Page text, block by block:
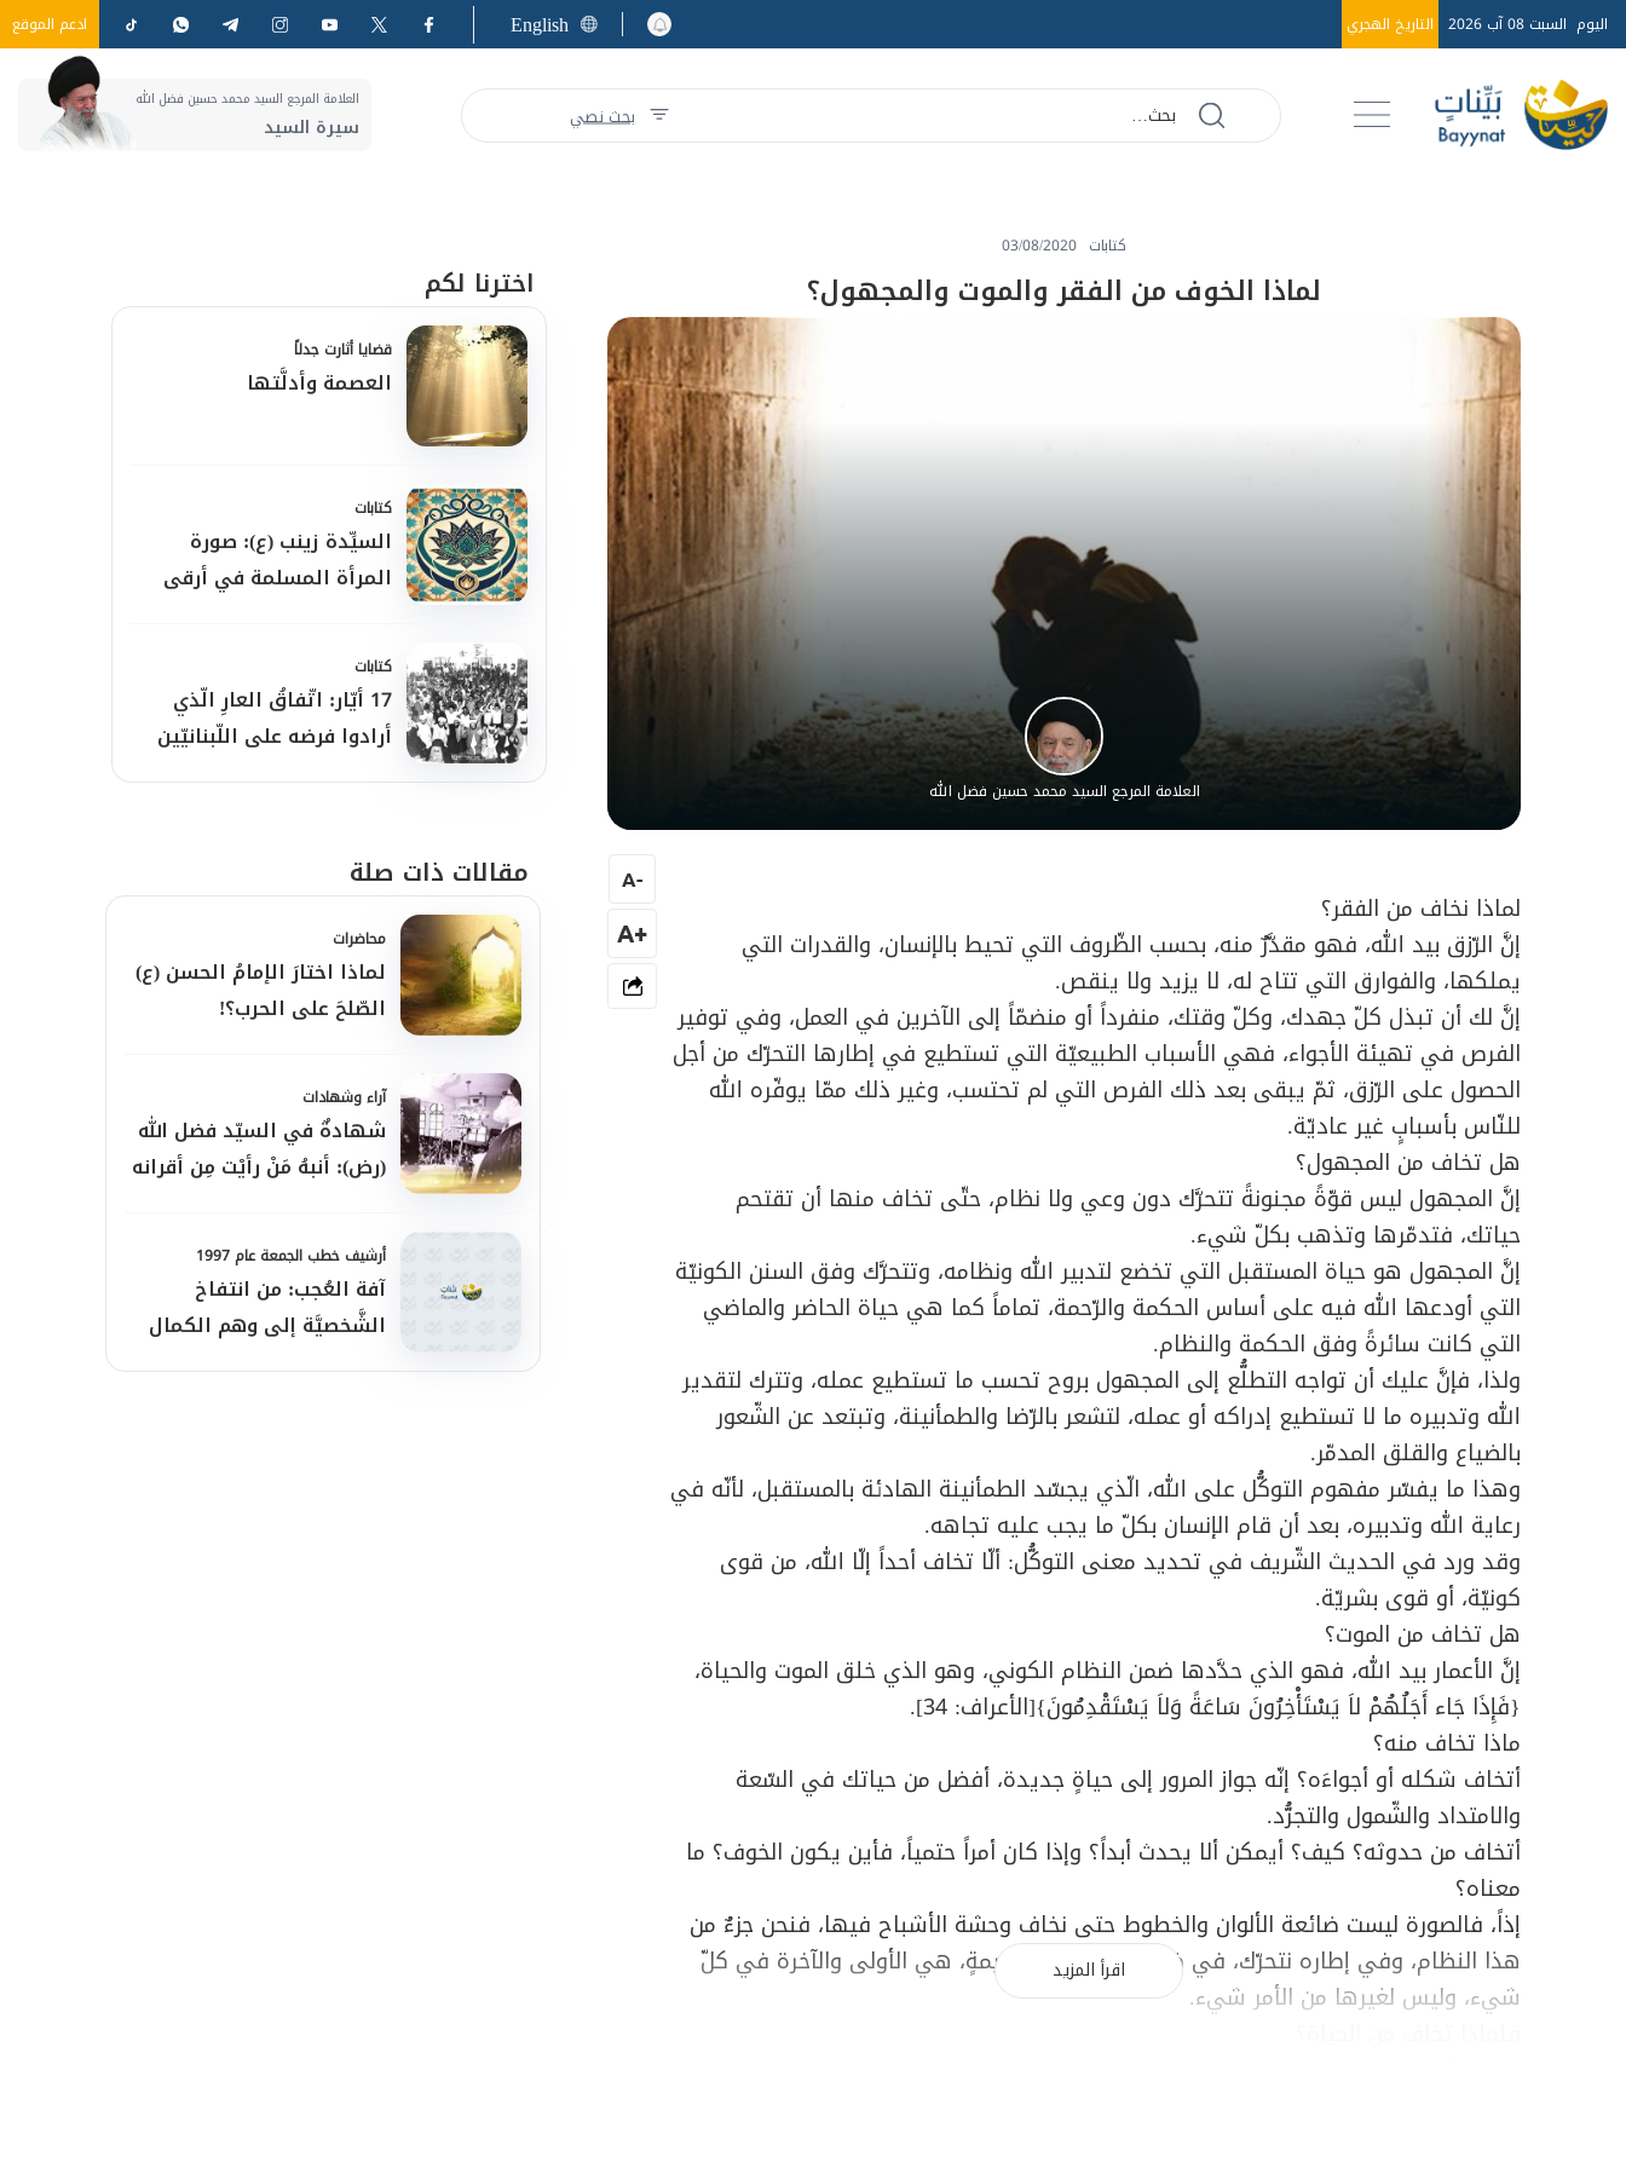
اليوم السبت 08 آب 2026 التاريخ الهجري English ادعم الموقع
بحث نصي
العلامة المرجع السيد محمد حسين فضل الله
سيرة السيد
كتابات 03/08/2020
لماذا الخوف من الفقر والموت والمجهول؟
العلامة المرجع السيد محمد حسين فضل الله
لماذا نخاف من الفقر؟
إنَّ الرّزق بيد الله، فهو مقدَّرٌ منه، بحسب الظّروف التي تحيط بالإنسان، والقدرات التي
يملكها، والفوارق التي تتاح له، لا يزيد ولا ينقص.
إنَّ لك أن تبذل كلّ جهدك، وكلّ وقتك، منفرداً أو منضمّاً إلى الآخرين في العمل، وفي توفير
الفرص في تهيئة الأجواء، فهي الأسباب الطبيعيّة التي تستطيع في إطارها التحرّك من أجل
الحصول على الرّزق، ثمّ يبقى بعد ذلك الفرص التي لم تحتسب، وغير ذلك ممّا يوفّره الله
للنّاس بأسبابٍ غير عاديّة.
هل تخاف من المجهول؟
إنَّ المجهول ليس قوّةً مجنونةً تتحرَّك دون وعي ولا نظام، حتّى تخاف منها أن تقتحم
حياتك، فتدمّرها وتذهب بكلّ شيء.
إنَّ المجهول هو حياة المستقبل التي تخضع لتدبير الله ونظامه، وتتحرَّك وفق السنن الكونيّة
التي أودعها الله فيه على أساس الحكمة والرّحمة، تماماً كما هي حياة الحاضر والماضي
التي كانت سائرةً وفق الحكمة والنظام.
ولذا، فإنَّ عليك أن تواجه التطلُّع إلى المجهول بروح تحسب ما تستطيع عمله، وتترك لتقدير
الله وتدبيره ما لا تستطيع إدراكه أو عمله، لتشعر بالرّضا والطمأنينة، وتبتعد عن الشّعور
بالضياع والقلق المدمّر.
وهذا ما يفسّر مفهوم التوكُّل على الله، الّذي يجسّد الطمأنينة الهادئة بالمستقبل، لأنّه في
رعاية الله وتدبيره، بعد أن قام الإنسان بكلّ ما يجب عليه تجاهه.
وقد ورد في الحديث الشّريف في تحديد معنى التوكُّل: ألّا تخاف أحداً إلّا الله، من قوى
كونيّة، أو قوى بشريّة.
هل تخاف من الموت؟
إنَّ الأعمار بيد الله، فهو الذي حدَّدها ضمن النظام الكوني، وهو الذي خلق الموت والحياة،
{فَإِذَا جَاء أَجَلُهُمْ لاَ يَسْتَأْخِرُونَ سَاعَةً وَلاَ يَسْتَقْدِمُونَ}[الأعراف: 34].
ماذا تخاف منه؟
أتخاف شكله أو أجواءَه؟ إنّه جواز المرور إلى حياةٍ جديدة، أفضل من حياتك في السّعة
والامتداد والشّمول والتجرُّد.
أتخاف من حدوثه؟ كيف؟ أيمكن ألا يحدث أبداً؟ وإذا كان أمراً حتمياً، فأين يكون الخوف؟ ما
معناه؟
إذاً، فالصورة ليست ضائعة الألوان والخطوط حتى نخاف وحشة الأشباح فيها، فنحن جزءٌ من
هذا النظام، وفي إطاره نتحرّك، في ظلّ رعايةٍ رحيمةٍ حكيمةٍ، هي الأولى والآخرة في كلّ
شيء، وليس لغيرها من الأمر شيء.
اقرأ المزيد
-
A
+A
اخترنا لكم
قضايا أثارت جدلاً
العصمة وأدلَّتها
كتابات
السيِّدة زينب (ع): صورة
المرأة المسلمة في أرقى
كتابات
17 أيّار: اتّفاقُ العارِ الّذي
أرادوا فرضه على اللّبنانيّين
مقالات ذات صلة
محاضرات
لماذا اختارَ الإمامُ الحسن (ع)
الصّلحَ على الحرب؟!
آراء وشهادات
شهادةٌ في السيّد فضل الله
(رض): أنبهُ مَنْ رأيْت مِن أقرانه
أرشيف خطب الجمعة عام 1997
آفة العُجب: من انتفاخ
الشَّخصيَّة إلى وهم الكمال